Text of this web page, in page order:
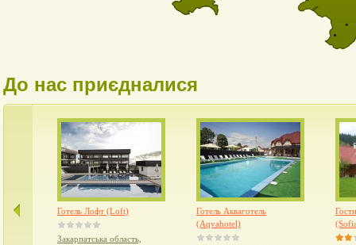
До нас приєдналися
Готель Лофт (Loft)
Закарпатська область,
Готель може прийняти до
90 гостей, оскільки
складається з
двоповерхового та
триповерхового корпусу.
Готель Акваготель
(Aqvahotel)
є